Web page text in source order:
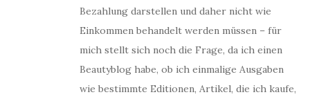
Bezahlung darstellen und daher nicht wie
Einkommen behandelt werden müssen – für
mich stellt sich noch die Frage, da ich einen
Beautyblog habe, ob ich einmalige Ausgaben
wie bestimmte Editionen, Artikel, die ich kaufe,